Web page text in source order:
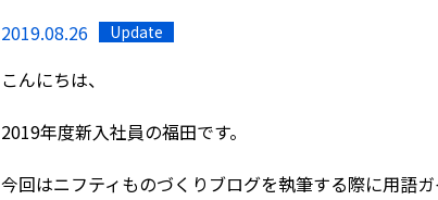
2019.08.26 Update
こんにちは、
2019年度新入社員の福田です。
今回はニフティものづくりブログを執筆する際に用語